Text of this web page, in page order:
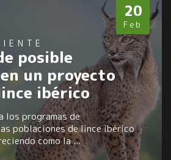
posible
un proyecto
ibérico
los programas de
poblaciones de lince ibérico
como la ...
20
Feb